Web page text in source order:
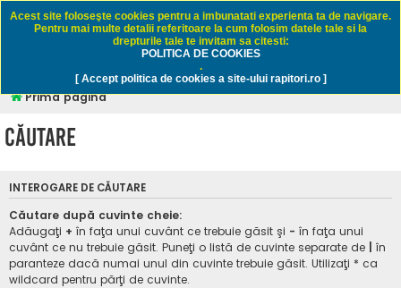
Rapitori.ro - Pescuit sportiv
Prima pagină
Căutare
INTEROGARE DE CĂUTARE
Căutare după cuvinte cheie:
Adăugaţi + în faţa unui cuvânt ce trebuie găsit şi - în faţa unui
cuvânt ce nu trebuie găsit. Puneţi o listă de cuvinte separate de
în
paranteze dacă numai unul din cuvinte trebuie găsit. Utilizaţi * ca
wildcard pentru părţi de cuvinte.
Acest site foloseşte cookies pentru a imbunatati experienta ta de navigare.
Pentru mai multe detalii referitoare la cum folosim datele tale si la
drepturile tale te invitam sa citesti:
POLITICA DE COOKIES
.
[ Accept politica de cookies a site-ului rapitori.ro ]